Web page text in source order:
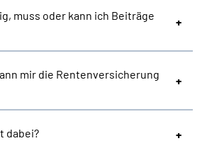
muss oder kann ich Beiträge
mir die Rentenversicherung
dabei?